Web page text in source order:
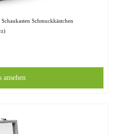
Schmuckkästchen
ansehen